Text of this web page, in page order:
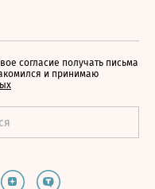
согласие получать письма
и принимаю